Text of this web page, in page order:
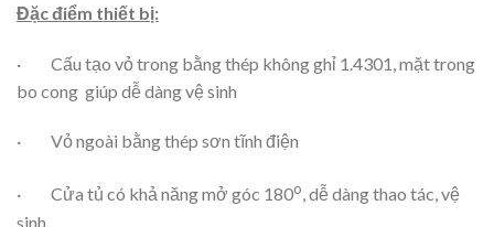
Đặc điểm thiết bị:
· Cấu tạo vỏ trong bằng thép không ghỉ 1.4301, mặt trong
bo cong giúp dễ dàng vệ sinh
· Vỏ ngoài bằng thép sơn tĩnh điện
· Cửa tủ có khả năng mở góc 180o, dễ dàng thao tác, vệ
sinh